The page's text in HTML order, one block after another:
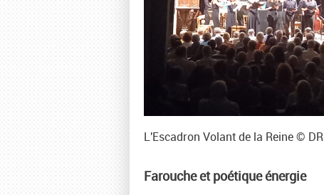
L'Escadron Volant de la Reine © DR
Farouche et poétique énergie